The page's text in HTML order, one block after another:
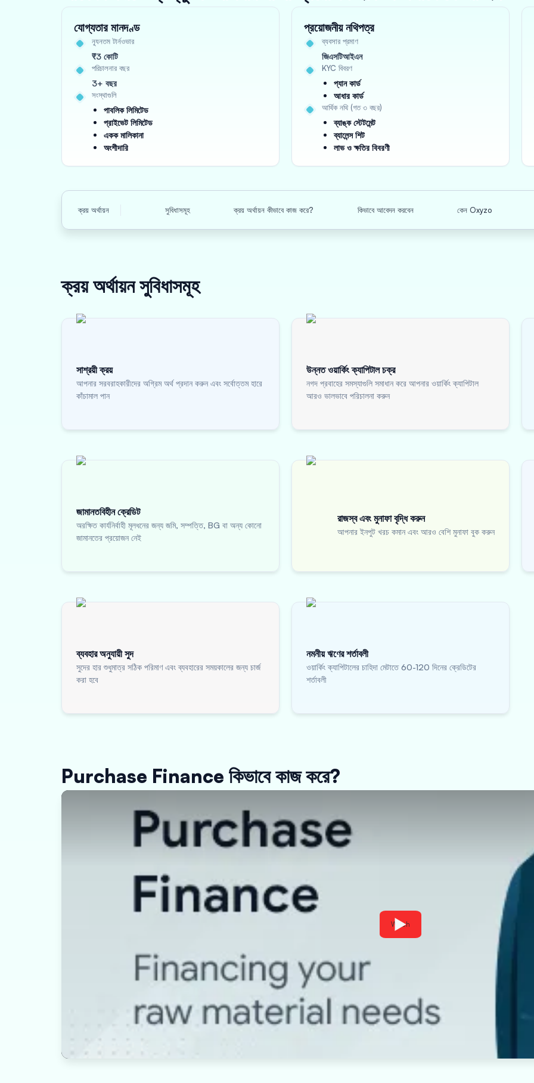
যোগ্যতার মানদণ্ড
ন্যূনতম টার্নওভার
₹3 কোটি
পরিচালনার বছর
3+ বছর
সংস্থাগুলি
পাবলিক লিমিটেড
প্রাইভেট লিমিটেড
একক মালিকানা
অংশীদারি
প্রয়োজনীয় নথিপত্র
ব্যবসার প্রমাণ
জিএসটিআইএন
KYC বিবরণ
প্যান কার্ড
আধার কার্ড
আর্থিক নথি (গত ৩ বছর)
ব্যাঙ্ক স্টেটমেন্ট
ব্যালেন্স শিট
লাভ ও ক্ষতির বিবরণী
ক্রয় অর্থায়ন সুবিধাসমূহ ক্রয় অর্থায়ন কীভাবে কাজ করে? কিভাবে আবেদন করবেন কেন Oxyzo
ক্রয় অর্থায়নসুবিধাসমূহ
সাশ্রয়ী ক্রয়
আপনার সরবরাহকারীদের অগ্রিম অর্থ প্রদান করুন এবং সর্বোত্তম হারে
কাঁচামাল পান
উন্নত ওয়ার্কিং ক্যাপিটাল চক্র
নগদ প্রবাহের সমস্যাগুলি সমাধান করে আপনার ওয়ার্কিং ক্যাপিটাল
আরও ভালভাবে পরিচালনা করুন
জামানতবিহীন ক্রেডিট
অরক্ষিত কার্যনির্বাহী মূলধনের জন্য জমি, সম্পত্তি, BG বা অন্য কোনো
জামানতের প্রয়োজন নেই
রাজস্ব এবং মুনাফা বৃদ্ধি করুন
আপনার ইনপুট খরচ কমান এবং আরও বেশি মুনাফা বুক করুন
ব্যবহার অনুযায়ী সুদ
সুদের হার শুধুমাত্র সঠিক পরিমাণ এবং ব্যবহারের সময়কালের জন্য চার্জ
করা হবে
নমনীয় ঋণের শর্তাবলী
ওয়ার্কিং ক্যাপিটালের চাহিদা মেটাতে 60-120 দিনের ক্রেডিটের
শর্তাবলী
Purchase Finance কিভাবে কাজ করে?
Watch